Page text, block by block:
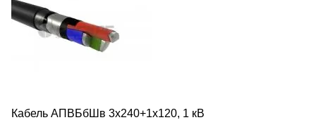
Кабель АПВБбШв 3х240+1х120, 1 кВ